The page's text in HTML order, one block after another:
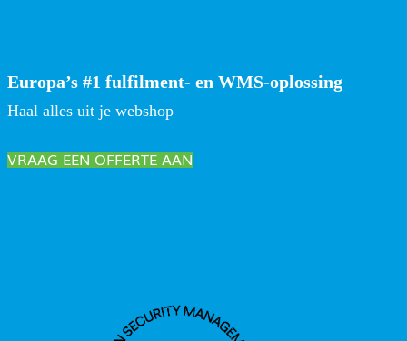
Europa’s #1 fulfilment- en WMS-oplossing
Haal alles uit je webshop
VRAAG EEN OFFERTE AAN